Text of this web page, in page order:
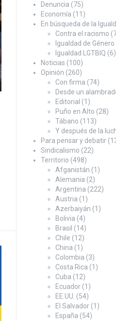
Denuncia (75)
Economía (11)
En búsqueda de la
Contra el racismo
Igualdad de Género
Igualdad LGTBIQ (6)
Noticias (100)
Opinión (260)
Con firma (74)
Desde un
Editorial (1)
Puño en Alto (28)
Tábano (113)
Y después de la
Para pensar y debatir
Sindicalismo (22)
Territorio (498)
Afganistán (1)
Alemania (2)
Argentina (222)
Austria (1)
Azerbaiyán (1)
Bolivia (4)
Brasil (14)
Chile (12)
China (1)
Colombia (3)
Costa Rica (1)
Cuba (12)
Ecuador(1)
EE.UU. (54)
El Salvador(1)
España (54)